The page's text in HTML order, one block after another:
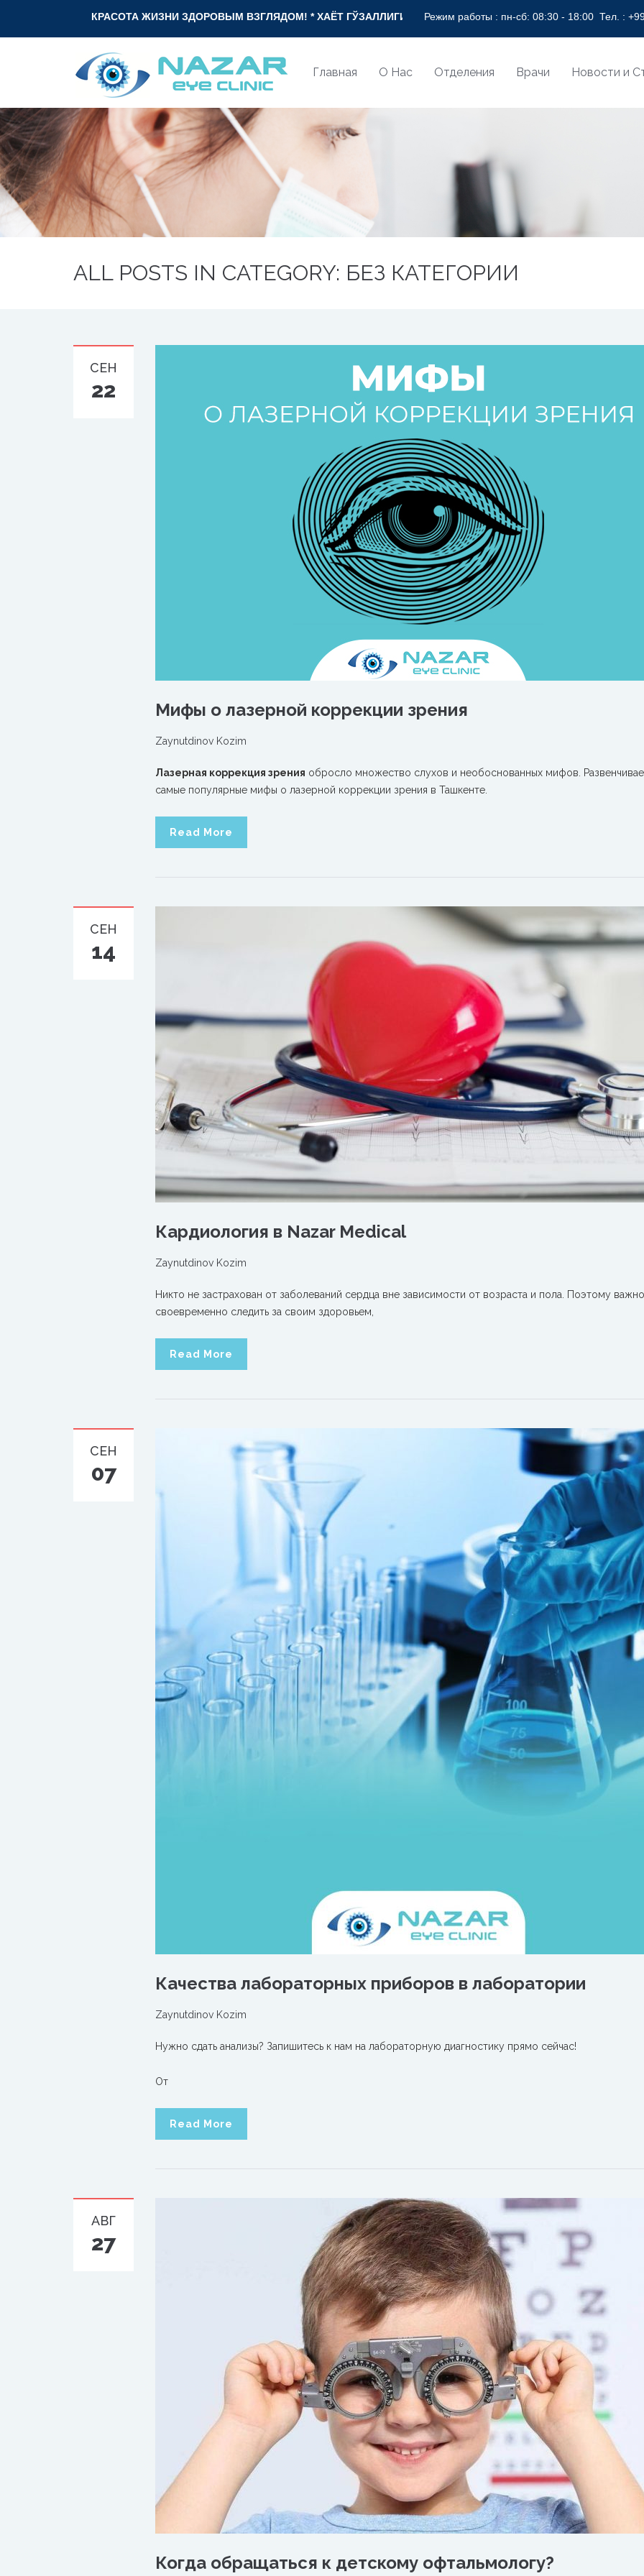
КРАСОТА ЖИЗНИ ЗДОРОВЫМ ВЗГЛЯДОМ! * ХАЁТ ГЎЗАЛЛИГИ СОҒЛОМ НИГОҲ БИЛАН! * BEAUTY OF LIFE WITH HEALTHY
Режим работы : пн-сб: 08:30 - 18:00Тел. :
Главная О Нас Отделения Врачи Новости и
ALL POSTS IN CATEGORY: БЕЗ КАТЕГОРИИ
СЕН
22
Мифы о лазерной коррекции зрения
Zaynutdinov Kozim
Лазерная коррекция зрения обросло множество слухов и необоснованных мифов.
самые популярные мифы о лазерной коррекции зрения в Ташкенте.
Read More
СЕН
14
Кардиология в Nazar Medical
Zaynutdinov Kozim
Никто не застрахован от заболеваний сердца вне зависимости от возраста и пола. Поэтому важно
своевременно следить за своим здоровьем,
Read More
СЕН
07
Качества лабораторных приборов в лаборатории
Zaynutdinov Kozim
Нужно сдать анализы? Запишитесь к нам на лабораторную диагностику прямо сейчас!
От
Read More
АВГ
27
Когда обращаться к детскому офтальмологу?